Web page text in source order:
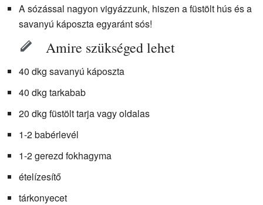
A sózással nagyon vigyázzunk, hiszen a füstölt hús és a
savanyú káposzta egyaránt sós!
Amire szükséged lehet
40 dkg savanyú káposzta
40 dkg tarkabab
20 dkg füstölt tarja vagy oldalas
1-2 babérlevél
1-2 gerezd fokhagyma
ételízesítő
tárkonyecet